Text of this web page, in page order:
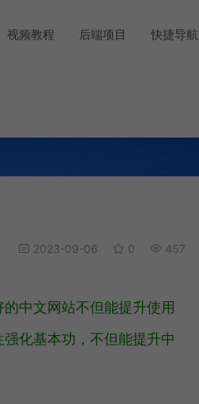
视频教程 后端项目 快捷导航
2023-09-06 0 457
中文网站不但能提升使用
化基本功，不但能提升中